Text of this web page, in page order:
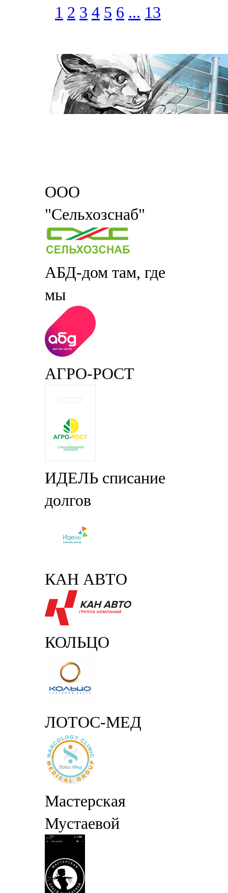
1 2 3 4 5 6 ... 13
ООО
"Сельхозснаб"
АБД-дом там, где
мы
АГРО-РОСТ
ИДЕЛЬ списание
долгов
КАН АВТО
КОЛЬЦО
ЛОТОС-МЕД
Мастерская
Мустаевой